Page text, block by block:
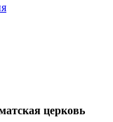
церковь